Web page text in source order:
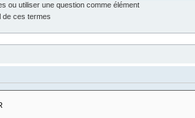
ou utiliser une question comme élément
de ces termes